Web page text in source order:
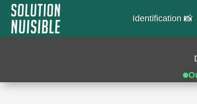
Identification 📸​